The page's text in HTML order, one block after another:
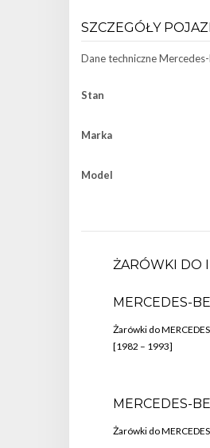
SZCZEGÓŁY
Dane techniczne
Stan
Marka
Model
ŻARÓWKI DO
MERCEDES-
Żarówki do
[1982 – 1993]
MERCEDES-
Żarówki do